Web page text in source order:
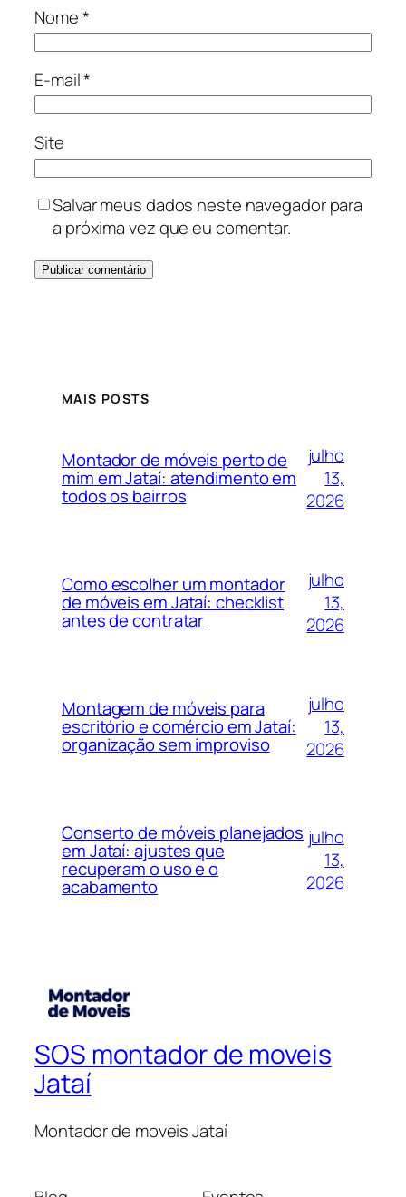
Nome*
E-mail*
Site
Salvar meus dados neste navegador para
a próxima vez que eu comentar.
MAIS POSTS
Montador de móveis perto de
mim em Jataí: atendimento em
todos os bairros
julho
13,
2026
Como escolher um montador
de móveis em Jataí: checklist
antes de contratar
julho
13,
2026
Montagem de móveis para
escritório e comércio em Jataí:
organização sem improviso
julho
13,
2026
Conserto de móveis planejados
em Jataí: ajustes que
recuperam o uso e o
acabamento
julho
13,
2026
SOS montador de moveis
Jataí
Montador de moveis Jataí